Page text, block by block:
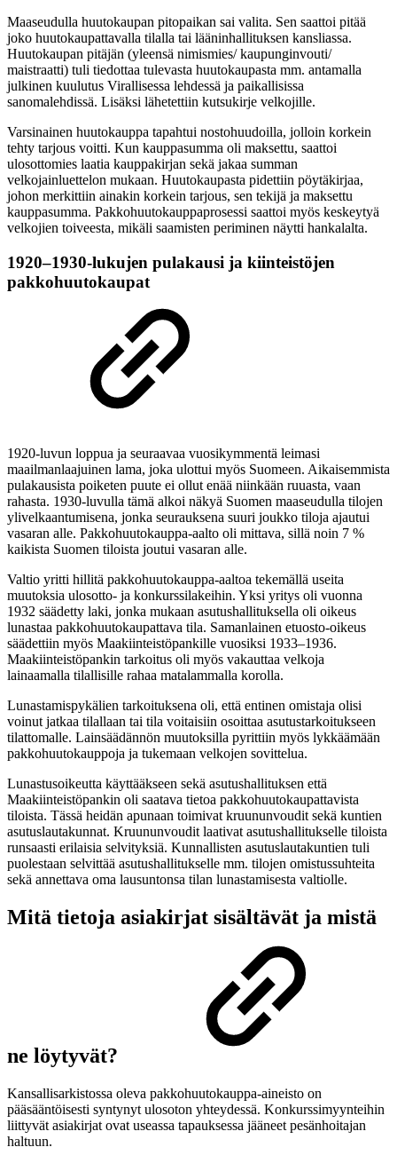
Maaseudulla huutokaupan pitopaikan sai valita. Sen saattoi pitää
joko huutokaupattavalla tilalla tai lääninhallituksen kansliassa.
Huutokaupan pitäjän (yleensä nimismies/ kaupunginvouti/
maistraatti) tuli tiedottaa tulevasta huutokaupasta mm. antamalla
julkinen kuulutus Virallisessa lehdessä ja paikallisissa
sanomalehdissä. Lisäksi lähetettiin kutsukirje velkojille.
Varsinainen huutokauppa tapahtui nostohuudoilla, jolloin korkein
tehty tarjous voitti. Kun kauppasumma oli maksettu, saattoi
ulosottomies laatia kauppakirjan sekä jakaa summan
velkojainluettelon mukaan. Huutokaupasta pidettiin pöytäkirjaa,
johon merkittiin ainakin korkein tarjous, sen tekijä ja maksettu
kauppasumma. Pakkohuutokauppaprosessi saattoi myös keskeytyä
velkojien toiveesta, mikäli saamisten periminen näytti hankalalta.
1920–1930-lukujen pulakausi ja kiinteistöjen
pakkohuutokaupat
1920-luvun loppua ja seuraavaa vuosikymmentä leimasi
maailmanlaajuinen lama, joka ulottui myös Suomeen. Aikaisemmista
pulakausista poiketen puute ei ollut enää niinkään ruuasta, vaan
rahasta. 1930-luvulla tämä alkoi näkyä Suomen maaseudulla tilojen
ylivelkaantumisena, jonka seurauksena suuri joukko tiloja ajautui
vasaran alle. Pakkohuutokauppa-aalto oli mittava, sillä noin 7 %
kaikista Suomen tiloista joutui vasaran alle.
Valtio yritti hillitä pakkohuutokauppa-aaltoa tekemällä useita
muutoksia ulosotto- ja konkurssilakeihin. Yksi yritys oli vuonna
1932 säädetty laki, jonka mukaan asutushallituksella oli oikeus
lunastaa pakkohuutokaupattava tila. Samanlainen etuosto-oikeus
säädettiin myös Maakiinteistöpankille vuosiksi 1933–1936.
Maakiinteistöpankin tarkoitus oli myös vakauttaa velkoja
lainaamalla tilallisille rahaa matalammalla korolla.
Lunastamispykälien tarkoituksena oli, että entinen omistaja olisi
voinut jatkaa tilallaan tai tila voitaisiin osoittaa asutustarkoitukseen
tilattomalle. Lainsäädännön muutoksilla pyrittiin myös lykkäämään
pakkohuutokauppoja ja tukemaan velkojen sovittelua.
Lunastusoikeutta käyttääkseen sekä asutushallituksen että
Maakiinteistöpankin oli saatava tietoa pakkohuutokaupattavista
tiloista. Tässä heidän apunaan toimivat kruununvoudit sekä kuntien
asutuslautakunnat. Kruununvoudit laativat asutushallitukselle tiloista
runsaasti erilaisia selvityksiä. Kunnallisten asutuslautakuntien tuli
puolestaan selvittää asutushallitukselle mm. tilojen omistussuhteita
sekä annettava oma lausuntonsa tilan lunastamisesta valtiolle.
Mitä tietoja asiakirjat sisältävät ja mistä
ne löytyvät?
Kansallisarkistossa oleva pakkohuutokauppa-aineisto on
pääsääntöisesti syntynyt ulosoton yhteydessä. Konkurssimyynteihin
liittyvät asiakirjat ovat useassa tapauksessa jääneet pesänhoitajan
haltuun.